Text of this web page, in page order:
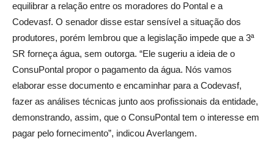
equilibrar a relação entre os moradores do Pontal e a
Codevasf. O senador disse estar sensível a situação dos
produtores, porém lembrou que a legislação impede que a 3ª
SR forneça água, sem outorga. “Ele sugeriu a ideia de o
ConsuPontal propor o pagamento da água. Nós vamos
elaborar esse documento e encaminhar para a Codevasf,
fazer as análises técnicas junto aos profissionais da entidade,
demonstrando, assim, que o ConsuPontal tem o interesse em
pagar pelo fornecimento”, indicou Averlangem.